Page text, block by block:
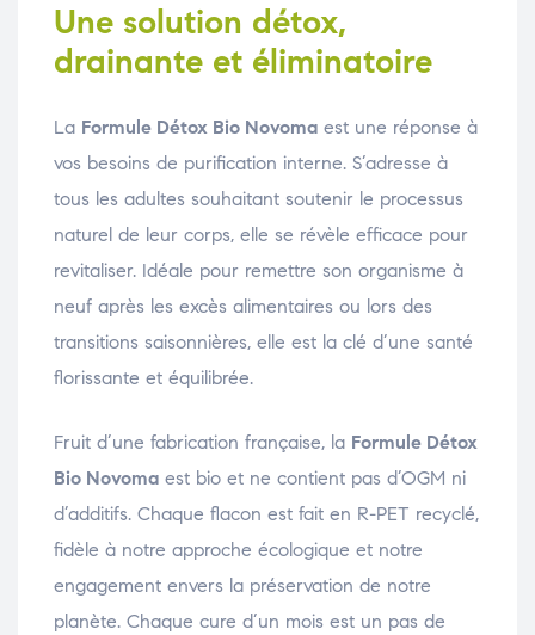
Une solution détox,
drainante et éliminatoire
La Formule Détox Bio Novoma est une réponse à
vos besoins de purification interne. S’adresse à
tous les adultes souhaitant soutenir le processus
naturel de leur corps, elle se révèle efficace pour
revitaliser. Idéale pour remettre son organisme à
neuf après les excès alimentaires ou lors des
transitions saisonnières, elle est la clé d’une santé
florissante et équilibrée.
Fruit d’une fabrication française, la Formule Détox
Bio Novoma est bio et ne contient pas d’OGM ni
d’additifs. Chaque flacon est fait en R-PET recyclé,
fidèle à notre approche écologique et notre
engagement envers la préservation de notre
planète. Chaque cure d’un mois est un pas de